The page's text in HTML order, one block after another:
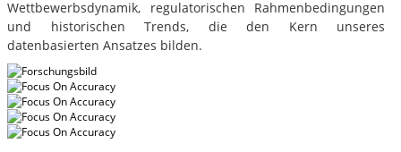
Wettbewerbsdynamik, regulatorischen Rahmenbedingungen
und historischen Trends, die den Kern unseres
datenbasierten Ansatzes bilden.